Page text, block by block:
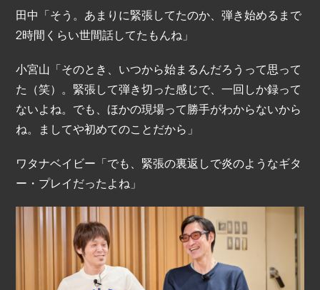
田中「そう。あまりに緊張してたのか、弾き始めるまで
2時間くらい世間話してたもんね」
小宮山「そのとき、いつから始まるんだろうって思って
た（笑）。緊張して弾き切った感じで、一回しか録って
ないよね。でも、ほかの現場って勝手がわからないから
ね。ましてや初めてのことだから」
ワタナベイビー「でも、緊張の裏返しで炎のようなギタ
ー・プレイだったよね」